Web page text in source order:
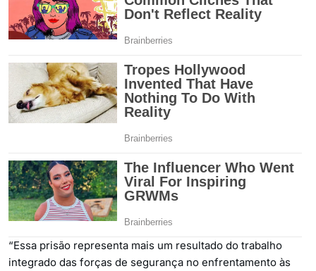
“Essa prisão representa mais um resultado do trabalho
integrado das forças de segurança no enfrentamento às